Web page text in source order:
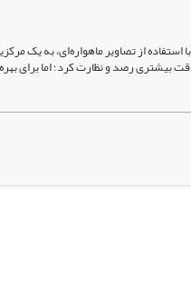
از تصاویر ماهواره‌ای، به یک
بیشتری رصد و نظارت کرد؛ اما برای